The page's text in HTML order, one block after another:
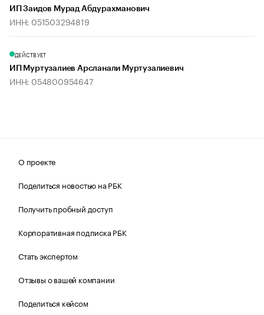
ИП Заидов Мурад Абдурахманович
ИНН: 051503294819
ДЕЙСТВУЕТ
ИП Муртузалиев Арсланали Муртузалиевич
ИНН: 054800954647
О проекте
Поделиться новостью на РБК
Получить пробный доступ
Корпоративная подписка РБК
Стать экспертом
Отзывы о вашей компании
Поделиться кейсом